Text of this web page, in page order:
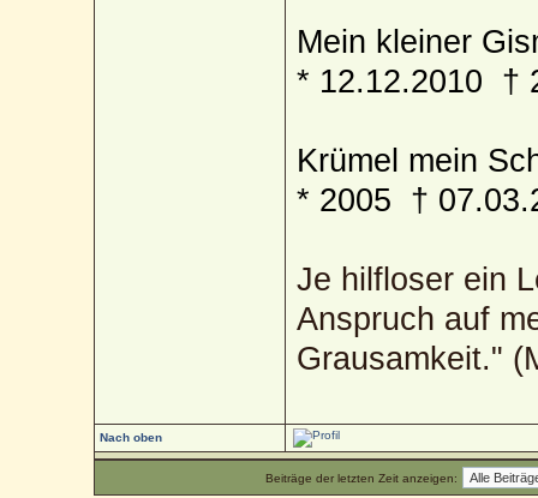
Mein kleiner
* 12.12.2010 †
Krümel mein
* 2005 †
Je hilfloser ein
Anspruch auf
Grausamkeit."
Nach oben
Beiträge der letzten Zeit anzeigen: